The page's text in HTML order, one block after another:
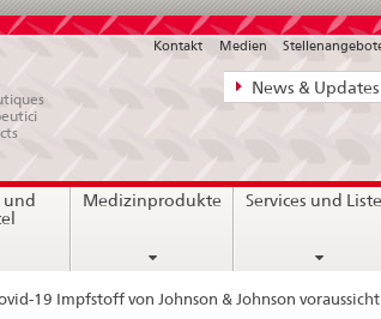
News,
Kontakt
News & Updates
Kontakt Medien
Medizinprodukte Services und
19 Impfstoff von Johnson & Johnson